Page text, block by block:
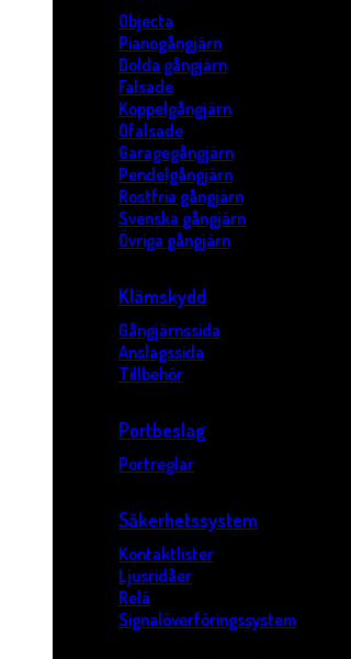
Objecta
Pianogångjärn
Dolda gångjärn
Falsade
Koppelgångjärn
Ofalsade
Garagegångjärn
Pendelgångjärn
Rostfria gångjärn
Svenska gångjärn
Övriga gångjärn
Klämskydd
Gångjärnssida
Anslagssida
Tillbehör
Portbeslag
Portreglar
Säkerhetssystem
Kontaktlister
Ljusridåer
Relä
Signalöverföringssystem